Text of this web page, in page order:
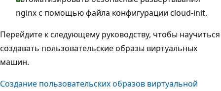
nginx с помощью файла конфигурации cloud-init.
Перейдите к следующему руководству, чтобы научиться
создавать пользовательские образы виртуальных
машин.
Создание пользовательских образов виртуальной